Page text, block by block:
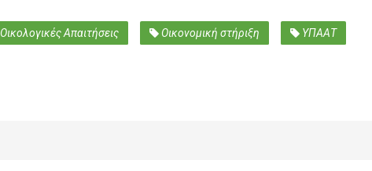
Οικολογικές Απαιτήσεις Οικονομική στήριξη
ΥΠΑΑΤ